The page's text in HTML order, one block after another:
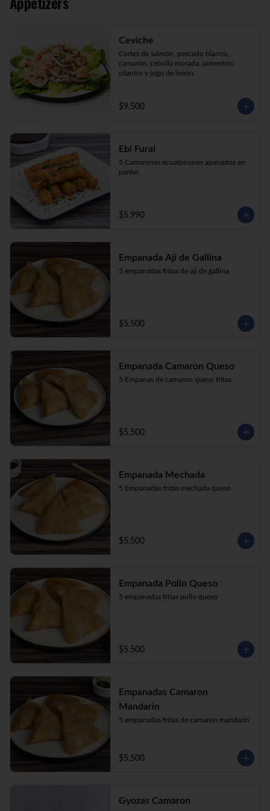
Katsu Roll (10) Pollo, queso crema,
cebollín, apanado en panko.
Ceviche
Cortes de salmón, pescado blanco,
camarón, cebolla morada, pimentón,
cilantro y jugo de limón.
$9.500
Ebi Furai
5 Camarones ecuatorianos apanados en
panko.
$5.990
Empanada Aji de Gallina
5 empanadas fritas de aji de gallina
$5.500
Empanada Camaron Queso
5 Empanas de camaron queso fritas
$5.500
Empanada Mechada
5 Empanadas fritas mechada queso
$5.500
Empanada Pollo Queso
5 empanadas fritas pollo queso
$5.500
Empanadas Camaron
Mandarin
5 empanadas fritas de camaron mandarin
$5.500
Gyozas Camaron